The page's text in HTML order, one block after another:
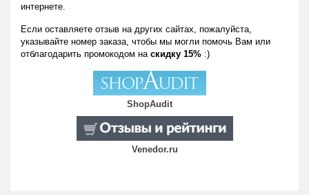
интернете.
Если оставляете отзыв на других сайтах, пожалуйста,
указывайте номер заказа, чтобы мы могли помочь Вам или
отблагодарить промокодом на скидку 15% :)
ShopAudit
Venedor.ru